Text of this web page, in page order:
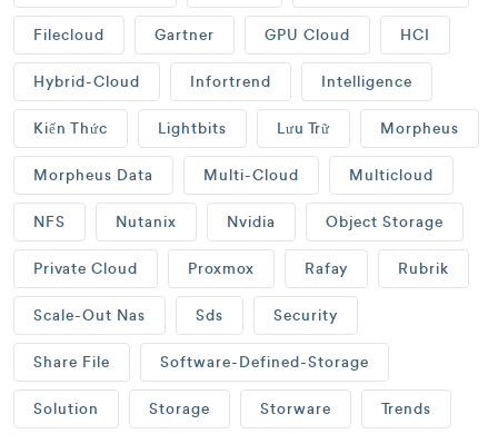
Filecloud Gartner GPU Cloud HCI
Hybrid-Cloud Infortrend Intelligence
Kiến Thức Lightbits Lưu Trữ Morpheus
Morpheus Data Multi-Cloud Multicloud
NFS Nutanix Nvidia Object Storage
Private Cloud Proxmox Rafay Rubrik
Scale-Out Nas Sds Security
Share File Software-Defined-Storage
Solution Storage Storware Trends